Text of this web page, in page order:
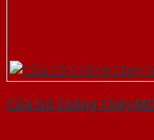
Cửa Gỗ Chống Cháy